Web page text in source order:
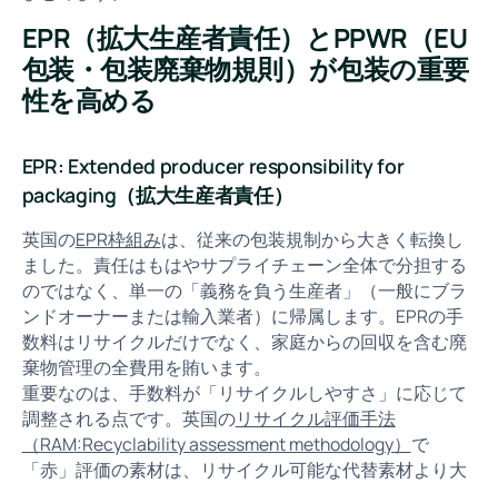
EPR（拡大生産者責任）とPPWR（EU
包装・包装廃棄物規則）が包装の重要
性を高める
EPR: Extended producer responsibility for
packaging（拡大生産者責任）
英国のEPR枠組みは、従来の包装規制から大きく転換し
ました。責任はもはやサプライチェーン全体で分担する
のではなく、単一の「義務を負う生産者」（一般にブラ
ンドオーナーまたは輸入業者）に帰属します。EPRの手
数料はリサイクルだけでなく、家庭からの回収を含む廃
棄物管理の全費用を賄います。
重要なのは、手数料が「リサイクルしやすさ」に応じて
調整される点です。英国のリサイクル評価手法
（RAM:Recyclability assessment methodology） で
「赤」評価の素材は、リサイクル可能な代替素材より大